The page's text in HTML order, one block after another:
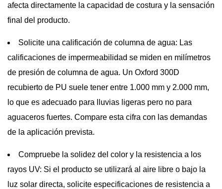
afecta directamente la capacidad de costura y la sensación
final del producto.
Solicite una calificación de columna de agua: Las
calificaciones de impermeabilidad se miden en milímetros
de presión de columna de agua. Un Oxford 300D
recubierto de PU suele tener entre 1.000 mm y 2.000 mm,
lo que es adecuado para lluvias ligeras pero no para
aguaceros fuertes. Compare esta cifra con las demandas
de la aplicación prevista.
Compruebe la solidez del color y la resistencia a los
rayos UV: Si el producto se utilizará al aire libre o bajo la
luz solar directa, solicite especificaciones de resistencia a